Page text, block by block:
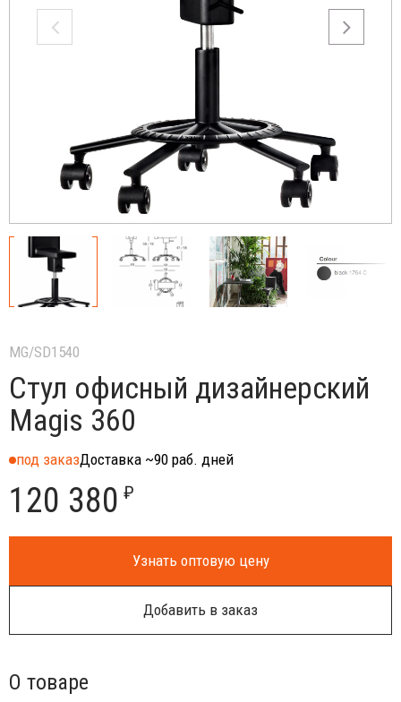
MG/SD1540
Стул офисный дизайнерский
Magis 360
под заказДоставка ~90 раб. дней
120 380 ₽
Узнать оптовую цену
Добавить в заказ
О товаре